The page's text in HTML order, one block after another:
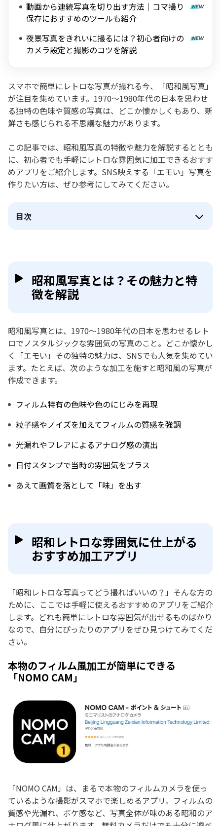
動画から連続写真を切り出す方法｜コマ撮り
保存におすすめのツールも紹介
夜景写真をきれいに撮るには？初心者向けの
カメラ設定と撮影のコツを解説
スマホで簡単にレトロな写真が撮れる今、「昭和風写真」
が注目を集めています。1970〜1980年代の日本を思わせ
る独特の色味や質感の写真は、どこか懐かしくもあり、新
鮮さも感じられる不思議な魅力があります。
この記事では、昭和風写真の特徴や魅力を解説するととも
に、初心者でも手軽にレトロな雰囲気に加工できるおすす
めアプリをご紹介します。SNS映えする「エモい」写真を
作りたい方は、ぜひ参考にしてみてください。
目次
昭和風写真とは？その魅力と特
徴を解説
昭和風写真とは、1970～1980年代の日本を思わせるレト
ロでノスタルジックな雰囲気の写真のこと。どこか懐かし
く「エモい」その独特の魅力は、SNSでも人気を集めてい
ます。たとえば、次のような加工を施すと昭和風の写真が
作成できます。
フィルム特有の色味や色のにじみを再現
粒子感やノイズを加えてフィルムの質感を強調
光漏れやフレアによるアナログ感の演出
日付スタンプで当時の雰囲気をプラス
あえて画質を落として「味」を出す
昭和レトロな雰囲気に仕上がる
おすすめ加工アプリ
「昭和レトロな写真ってどう撮ればいいの？」そんな方の
ために、ここでは手軽に使えるおすすめのアプリをご紹介
します。どれも簡単にレトロな雰囲気が出せるものばかり
なので、自分にぴったりのアプリをぜひ見つけてみてくだ
さい。
本物のフィルム風加工が簡単にできる
「NOMO CAM」
「NOMO CAM」は、まるで本物のフィルムカメラを使っ
ているような撮影がスマホで楽しめるアプリ。フィルムの
質感や光漏れ、ボケ感など、写真全体が味のある昭和のア